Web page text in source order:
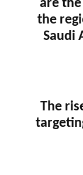
are
the
Saudi
The